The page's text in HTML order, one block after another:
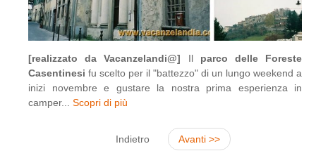
[realizzato da Vacanzelandi@] Il parco delle Foreste
Casentinesi fu scelto per il "battezzo" di un lungo weekend a
inizi novembre e gustare la nostra prima esperienza in
camper... Scopri di più
Indietro Avanti >>